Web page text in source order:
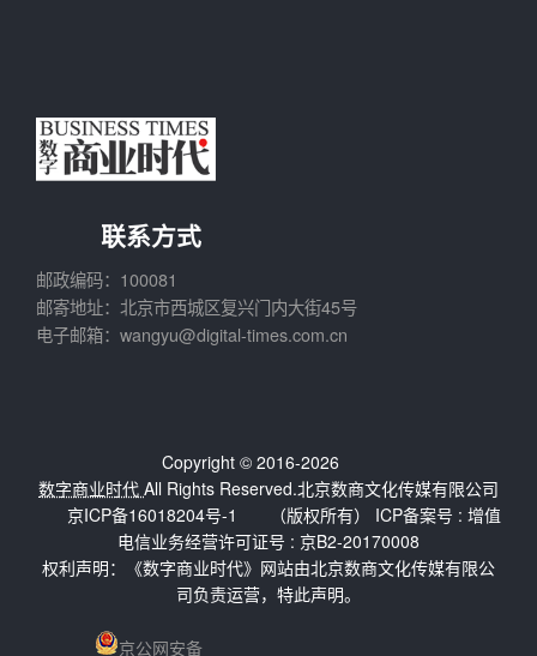
联系方式
邮政编码：100081
邮寄地址：北京市西城区复兴门内大街45号
电子邮箱：wangyu@digital-times.com.cn
Copyright © 2016-2026
数字商业时代 All Rights Reserved.北京数商文化传媒有限公司
（版权所有） ICP备案号 :
京ICP备16018204号-1
增值
电信业务经营许可证号 : 京B2-20170008
权利声明：《数字商业时代》网站由北京数商文化传媒有限公
司负责运营，特此声明。
京公网安备